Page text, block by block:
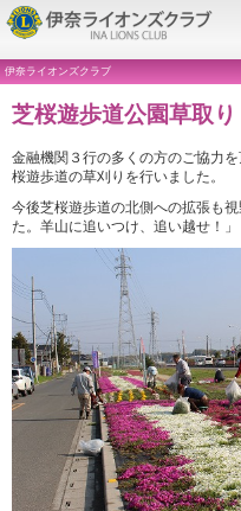
伊奈ライオンズクラブ
芝桜遊歩道公園草取り
金融機関３行の多くの方のご協力
桜遊歩道の草刈りを行いました。
今後芝桜遊歩道の北側への拡張も
た。羊山に追いつけ、追い越せ！」